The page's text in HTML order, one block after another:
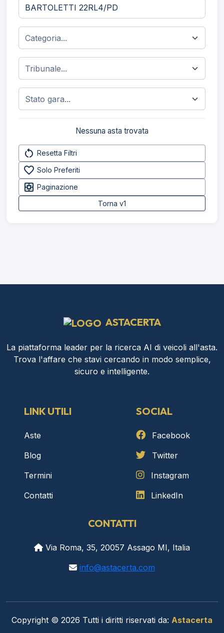
Nessuna asta trovata
restart_alt Resetta Filtri
favorite_border Solo Preferiti
pages Paginazione
Torna v1
ASTACERTA
La piattaforma leader per la ricerca AI di veicoli all'asta.
Trova l'affare che stavi cercando in modo semplice,
sicuro e intelligente.
LINK UTILI
Aste
Blog
Termini
Contatti
SOCIAL
Facebook
Twitter
Instagram
LinkedIn
CONTATTI
Via Roma, 35, 20057 Assago MI, Italia
info@astacerta.com
Copyright © 2026 Tutti i diritti riservati da: Astacerta